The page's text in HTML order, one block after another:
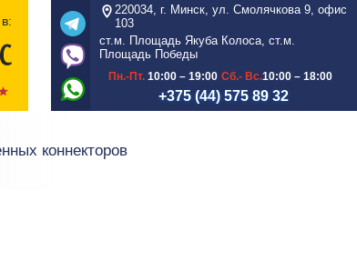
220034, г. Минск, ул. Смолячкова 9, офис
103
ст.м. Площадь Якуба Колоса, ст.м.
Площадь Победы
Пн.-Пт. 10:00 – 19:00 Сб.- Вс.10:00 – 18:00
+375 (44) 575 89 32
коннекторов